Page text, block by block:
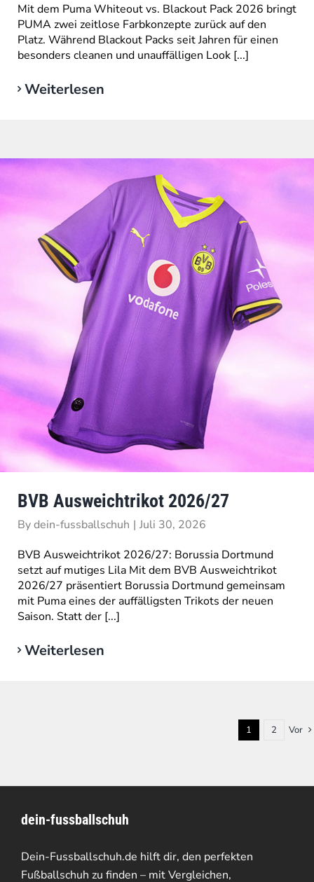
Mit dem Puma Whiteout vs. Blackout Pack 2026 bringt
PUMA zwei zeitlose Farbkonzepte zurück auf den
Platz. Während Blackout Packs seit Jahren für einen
besonders cleanen und unauffälligen Look [...]
Weiterlesen
BVB Ausweichtrikot 2026/27
Bydein-fussballschuh | Juli 30, 2026
BVB Ausweichtrikot 2026/27: Borussia Dortmund
setzt auf mutiges Lila Mit dem BVB Ausweichtrikot
2026/27 präsentiert Borussia Dortmund gemeinsam
mit Puma eines der auffälligsten Trikots der neuen
Saison. Statt der [...]
Weiterlesen
1 2 Vor
dein-fussballschuh
Dein-Fussballschuh.de hilft dir, den perfekten
Fußballschuh zu finden – mit Vergleichen,